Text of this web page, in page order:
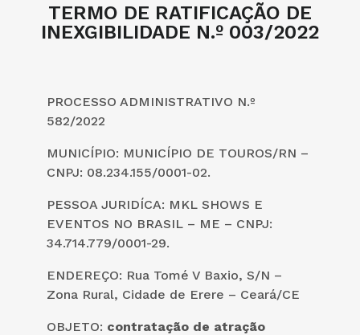
TERMO DE RATIFICAÇÃO DE
INEXGIBILIDADE N.º 003/2022
PROCESSO ADMINISTRATIVO N.º
582/2022
MUNICÍPIO: MUNICÍPIO DE TOUROS/RN –
CNPJ: 08.234.155/0001-02.
PESSOA JURIDÍCA: MKL SHOWS E
EVENTOS NO BRASIL – ME – CNPJ:
34.714.779/0001-29.
ENDEREÇO: Rua Tomé V Baxio, S/N –
Zona Rural, Cidade de Erere – Ceará/CE
OBJETO: contratação de atração